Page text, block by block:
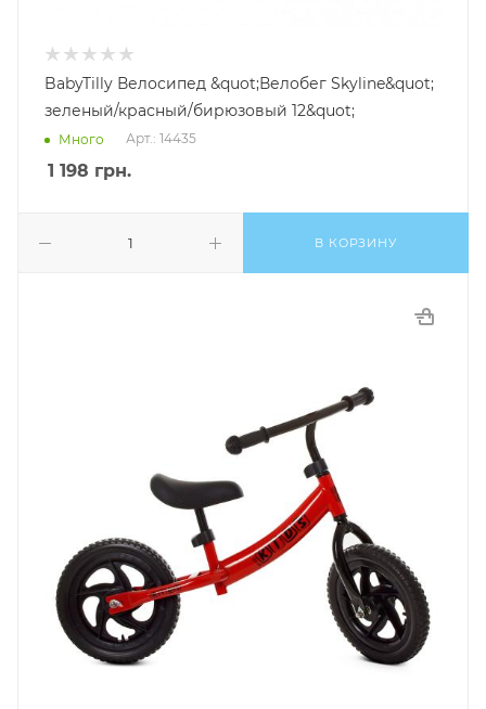
BabyTilly Велосипед &quot;Велобег Skyline&quot;
зеленый/красный/бирюзовый 12&quot;
Много Арт.: 14435
1 198 грн.
В КОРЗИНУ